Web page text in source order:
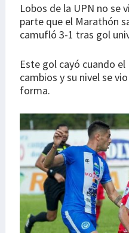
Lobos de la UPN no se
parte que el Marathón
camufló 3-1 tras gol
Este gol cayó cuando
cambios y su nivel se
forma.